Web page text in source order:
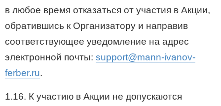
в любое время отказаться от участия в Акции,
обратившись к Организатору и направив
соответствующее уведомление на адрес
электронной почты: support@mann-ivanov-
ferber.ru.
1.16. К участию в Акции не допускаются